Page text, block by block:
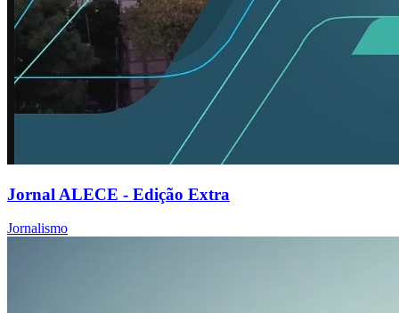
Jornal ALECE - Edição Extra
Jornalismo